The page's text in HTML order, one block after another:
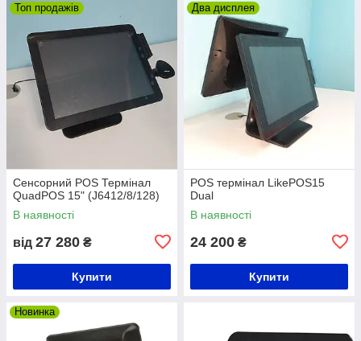
Топ продажів
Сенсорний POS Термінал
QuadPOS 15" (J6412/8/128)
В наявності
від 27 280 ₴
Купити
Два дисплея
POS термінал LikePOS15
Dual
В наявності
24 200 ₴
Купити
Новинка